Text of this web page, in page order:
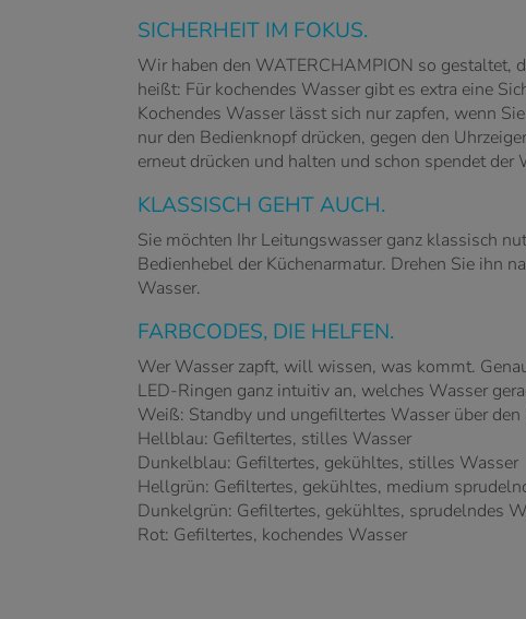
SICHERHEIT IM FOKUS.
Wir haben den WATERCHAMPION so gestaltet,
heißt: Für kochendes Wasser gibt es extra eine
Kochendes Wasser lässt sich nur zapfen, wenn
nur den Bedienknopf drücken, gegen den
erneut drücken und halten und schon spendet
KLASSISCH GEHT AUCH.
Sie möchten Ihr Leitungswasser ganz klassisch
Bedienhebel der Küchenarmatur. Drehen Sie ihn
Wasser.
FARBCODES, DIE HELFEN.
Wer Wasser zapft, will wissen, was kommt.
LED-Ringen ganz intuitiv an, welches Wasser
Weiß: Standby und ungefiltertes Wasser über
Hellblau: Gefiltertes, stilles Wasser
Dunkelblau: Gefiltertes, gekühltes, stilles Wasser
Hellgrün: Gefiltertes, gekühltes, medium
Dunkelgrün: Gefiltertes, gekühltes, sprudelndes
Rot: Gefiltertes, kochendes Wasser